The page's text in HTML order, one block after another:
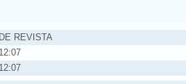
REVISTA